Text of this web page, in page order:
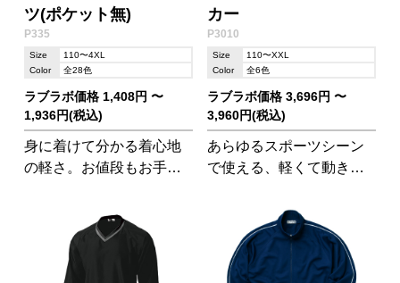
ツ(ポケット無)
P335
Size
110〜4XL
Color
全28色
ラブラボ価格 1,408円 〜
1,936円(税込)
身に着けて分かる着心地
の軽さ。お値段もお手頃
カー
P3010
Size
110〜XXL
Color
全6色
ラブラボ価格 3,696円 〜
3,960円(税込)
あらゆるスポーツシーン
で使える、軽くて動きや
ーです。伸縮性があり、
乾きやすい素材が実用的!